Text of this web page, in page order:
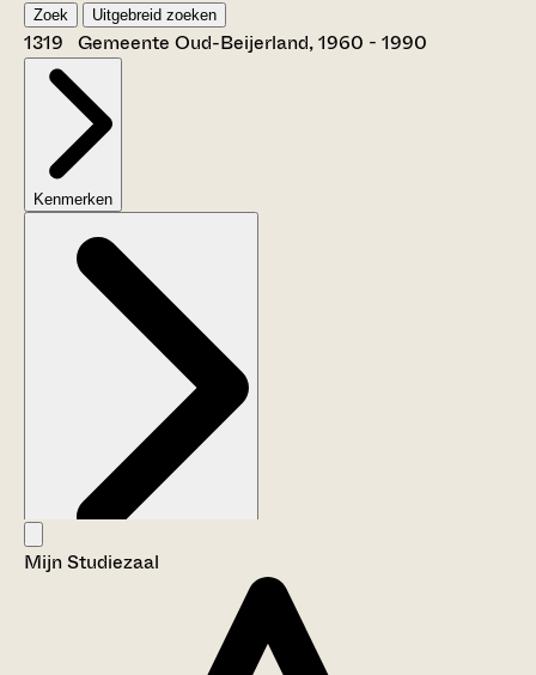
Zoek Uitgebreid zoeken
1319 Gemeente Oud-Beijerland, 1960 - 1990
Kenmerken
Aanwijzingen voor de gebruiker
Mijn Studiezaal